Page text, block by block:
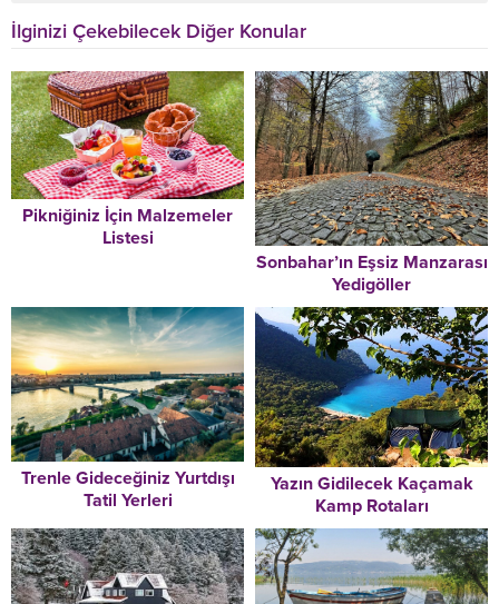
İlginizi Çekebilecek Diğer Konular
Pikniğiniz İçin Malzemeler
Listesi
Sonbahar’ın Eşsiz Manzarası
Yedigöller
Trenle Gideceğiniz Yurtdışı
Tatil Yerleri
Yazın Gidilecek Kaçamak
Kamp Rotaları